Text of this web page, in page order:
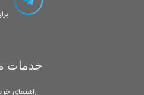
راهنمای
خدمات